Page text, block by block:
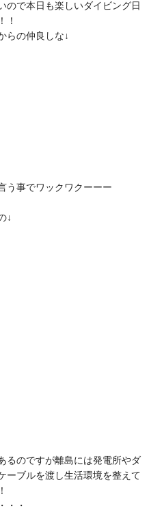
ので本日も楽しいダイビング日
！
う事でワックワクーーー
るのですが離島には発電所やダ
ーブルを渡し生活環境を整えて
・・